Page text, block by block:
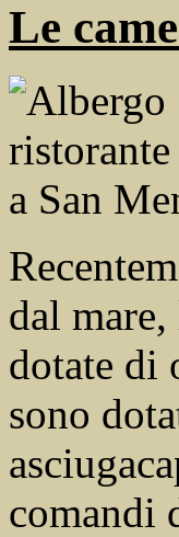
Le
dal
dotate di
sono
comandi